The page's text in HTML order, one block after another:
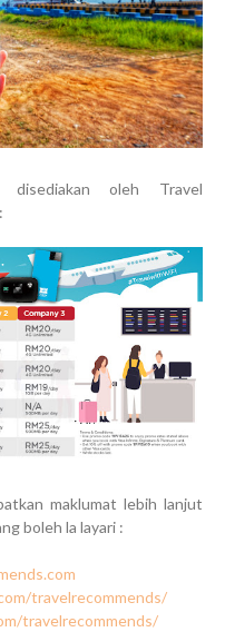
disediakan oleh Travel
maklumat lebih lanjut
boleh la layari :
travelrecommends/
travelrecommends/